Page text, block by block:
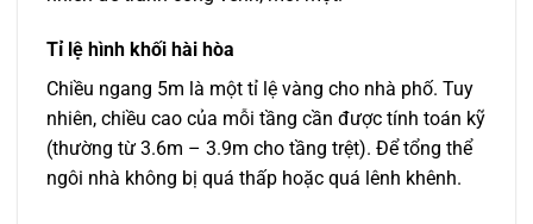
Tỉ lệ hình khối hài hòa
Chiều ngang 5m là một tỉ lệ vàng cho nhà phố. Tuy
nhiên, chiều cao của mỗi tầng cần được tính toán kỹ
(thường từ 3.6m – 3.9m cho tầng trệt). Để tổng thể
ngôi nhà không bị quá thấp hoặc quá lênh khênh.